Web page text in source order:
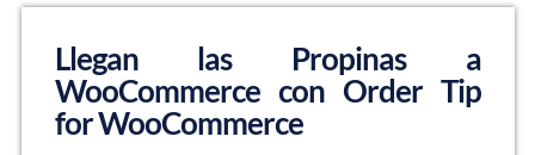
Llegan las Propinas a
WooCommerce con Order Tip
for WooCommerce